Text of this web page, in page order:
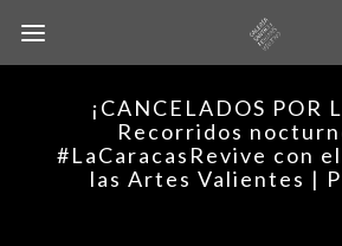
¡CANCELADOS POR
Recorridos
#LaCaracasRevive con
las Artes Valientes |